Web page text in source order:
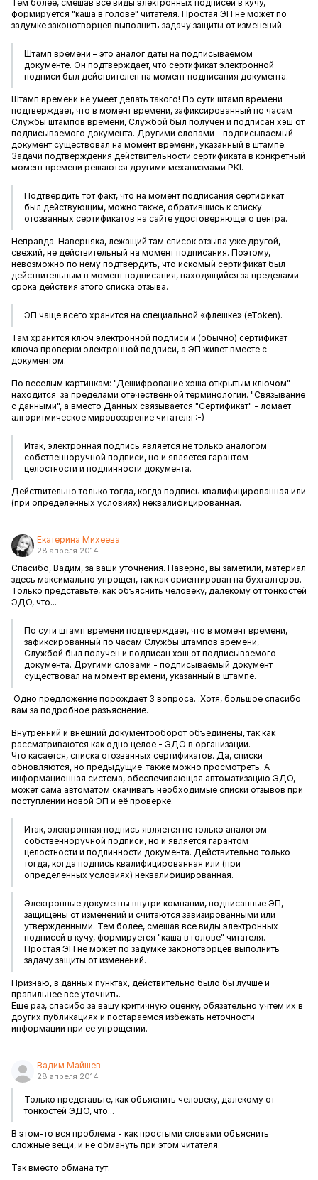
Тем более, смешав все виды электронных подписей в кучу,
формируется "каша в голове" читателя. Простая ЭП не может по
задумке законотворцев выполнить задачу защиты от изменений.
Штамп времени – это аналог даты на подписываемом
документе. Он подтверждает, что сертификат электронной
подписи был действителен на момент подписания документа.
Штамп времени не умеет делать такого! По сути штамп времени
подтверждает, что в момент времени, зафиксированный по часам
Службы штампов времени, Службой был получен и подписан хэш от
подписываемого документа. Другими словами - подписываемый
документ существовал на момент времени, указанный в штампе.
Задачи подтверждения действительности сертификата в конкретный
момент времени решаются другими механизмами PKI.
Подтвердить тот факт, что на момент подписания сертификат
был действующим, можно также, обратившись к списку
отозванных сертификатов на сайте удостоверяющего центра.
Неправда. Наверняка, лежащий там список отзыва уже другой,
свежий, не действительный на момент подписания. Поэтому,
невозможно по нему подтвердить, что искомый сертификат был
действительным в момент подписания, находящийся за пределами
срока действия этого списка отзыва.
ЭП чаще всего хранится на специальной «флешке» (eToken).
Там хранится ключ электронной подписи и (обычно) сертификат
ключа проверки электронной подписи, а ЭП живет вместе с
документом.
По веселым картинкам: "Дешифрование хэша открытым ключом"
находится за пределами отечественной терминологии. "Связывание
с данными", а вместо Данных связывается "Сертификат" - ломает
алгоритмическое мировоззрение читателя :-)
Итак, электронная подпись является не только аналогом
собственноручной подписи, но и является гарантом
целостности и подлинности документа.
Действительно только тогда, когда подпись квалифицированная или
(при определенных условиях) неквалифицированная.
Екатерина Михеева
28 апреля 2014
Спасибо, Вадим, за ваши уточнения. Наверно, вы заметили, материал
здесь максимально упрощен, так как ориентирован на бухгалтеров.
Только представьте, как объяснить человеку, далекому от тонкостей
ЭДО, что...
По сути штамп времени подтверждает, что в момент времени,
зафиксированный по часам Службы штампов времени,
Службой был получен и подписан хэш от подписываемого
документа. Другими словами - подписываемый документ
существовал на момент времени, указанный в штампе.
Одно предложение порождает 3 вопроса. .Хотя, большое спасибо
вам за подробное разъяснение.
Внутренний и внешний документооборот объединены, так как
рассматриваются как одно целое - ЭДО в организации.
Что касается, списка отозванных сертификатов. Да, списки
обновляются, но предыдущие также можно просмотреть. А
информационная система, обеспечивающая автоматизацию ЭДО,
может сама автоматом скачивать необходимые списки отзывов при
поступлении новой ЭП и её проверке.
Итак, электронная подпись является не только аналогом
собственноручной подписи, но и является гарантом
целостности и подлинности документа. Действительно только
тогда, когда подпись квалифицированная или (при
определенных условиях) неквалифицированная.
Электронные документы внутри компании, подписанные ЭП,
защищены от изменений и считаются завизированными или
утвержденными. Тем более, смешав все виды электронных
подписей в кучу, формируется "каша в голове" читателя.
Простая ЭП не может по задумке законотворцев выполнить
задачу защиты от изменений.
Признаю, в данных пунктах, действительно было бы лучше и
правильнее все уточнить.
Еще раз, спасибо за вашу критичную оценку, обязательно учтем их в
других публикациях и постараемся избежать неточности
информации при ее упрощении.
Вадим Майшев
28 апреля 2014
Только представьте, как объяснить человеку, далекому от
тонкостей ЭДО, что...
В этом-то вся проблема - как простыми словами объяснить
сложные вещи, и не обмануть при этом читателя.
Так вместо обмана тут: